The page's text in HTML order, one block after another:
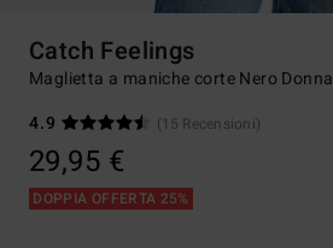
Catch Feelings
Maglietta a maniche corte Nero Donna
4.9
(15 Recensioni)
29,95 €
DOPPIA OFFERTA 25%